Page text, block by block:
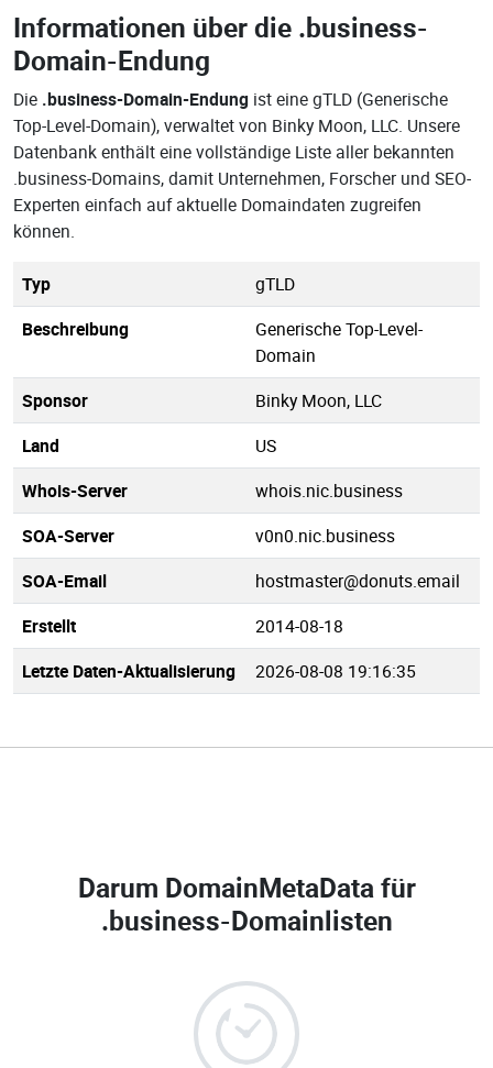
Informationen über die .business-
Domain-Endung
Die .business-Domain-Endung ist eine gTLD (Generische
Top-Level-Domain), verwaltet von Binky Moon, LLC. Unsere
Datenbank enthält eine vollständige Liste aller bekannten
.business-Domains, damit Unternehmen, Forscher und SEO-
Experten einfach auf aktuelle Domaindaten zugreifen
können.
Typ
gTLD
Beschreibung
Generische Top-Level-
Domain
Sponsor
Binky Moon, LLC
Land
US
Whois-Server
whois.nic.business
SOA-Server
v0n0.nic.business
SOA-Email
hostmaster@donuts.email
Erstellt
2014-08-18
Letzte Daten-Aktualisierung
2026-08-08 19:16:35
Darum DomainMetaData für
.business-Domainlisten